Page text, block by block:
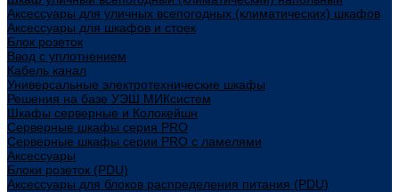
Аксессуары для уличных всепогодных (климатических) шкафов
Аксессуары для шкафов и стоек
Блок розеток
Ввод с уплотнением
Кабель канал
Универсальные электротехнические шкафы
Решения на базе УЭШ МИКсистем
Шкафы серверные и Колокейшн
Серверные шкафы серия PRO
Серверные шкафы серии PRO с ламелями
Аксессуары
Блоки розеток (PDU)
Аксессуары для блоков распределения питания (PDU)